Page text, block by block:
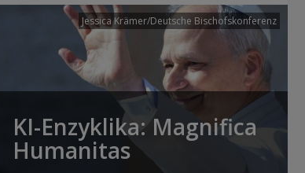
Jessica Krämer/Deutsche Bischofskonferenz
KI-Enzyklika: Magnifica
Humanitas